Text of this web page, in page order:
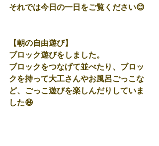
それでは今日の一日をご覧ください😊
【朝の自由遊び】
ブロック遊びをしました。
ブロックをつなげて並べたり、ブロッ
クを持って大工さんやお風呂ごっこな
ど、ごっこ遊びを楽しんだりしていま
した😆